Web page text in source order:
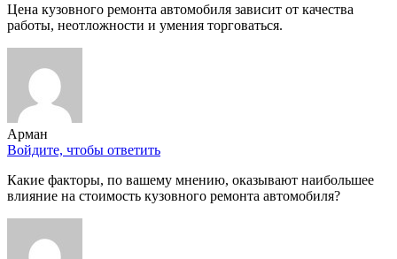
Цена кузовного ремонта автомобиля зависит от качества
работы, неотложности и умения торговаться.
Арман
Войдите, чтобы ответить
Какие факторы, по вашему мнению, оказывают наибольшее
влияние на стоимость кузовного ремонта автомобиля?